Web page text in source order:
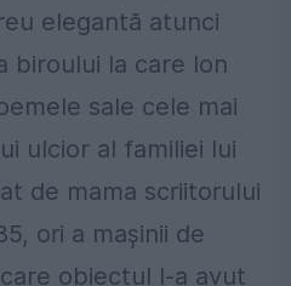
elegantă atunci
biroului la care Ion
sale cele mai
ulcior al familiei lui
de mama scriitorului
ori a mașinii de
obiectul l-a avut